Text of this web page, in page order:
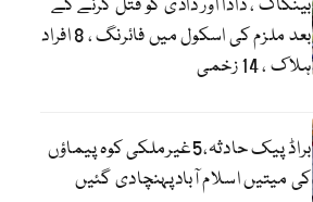
بینکاک ، دادا اور دادی کو قتل کرنے کے
بعد ملزم کی اسکول میں فائرنگ ، 8 افراد
ہلاک ، 14 زخمی
براڈ پیک حادثہ،5غیرملکی کوہ پیماؤں
کی میتیں اسلام آبادپہنچادی گئیں